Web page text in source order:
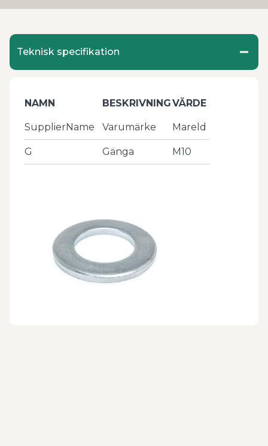
Teknisk specifikation
NAMN BESKRIVNINGVÄRDE
SupplierName Varumärke Mareld
G Gänga M10